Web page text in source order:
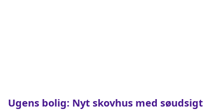
Ugens bolig: Nyt skovhus med søudsigt